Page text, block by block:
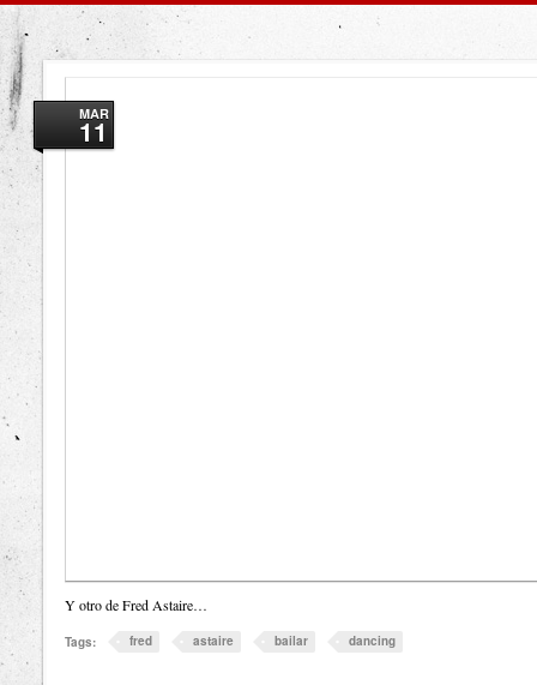
MAR
11
Y otro de Fred Astaire…
Tags: fred astaire bailar dancing